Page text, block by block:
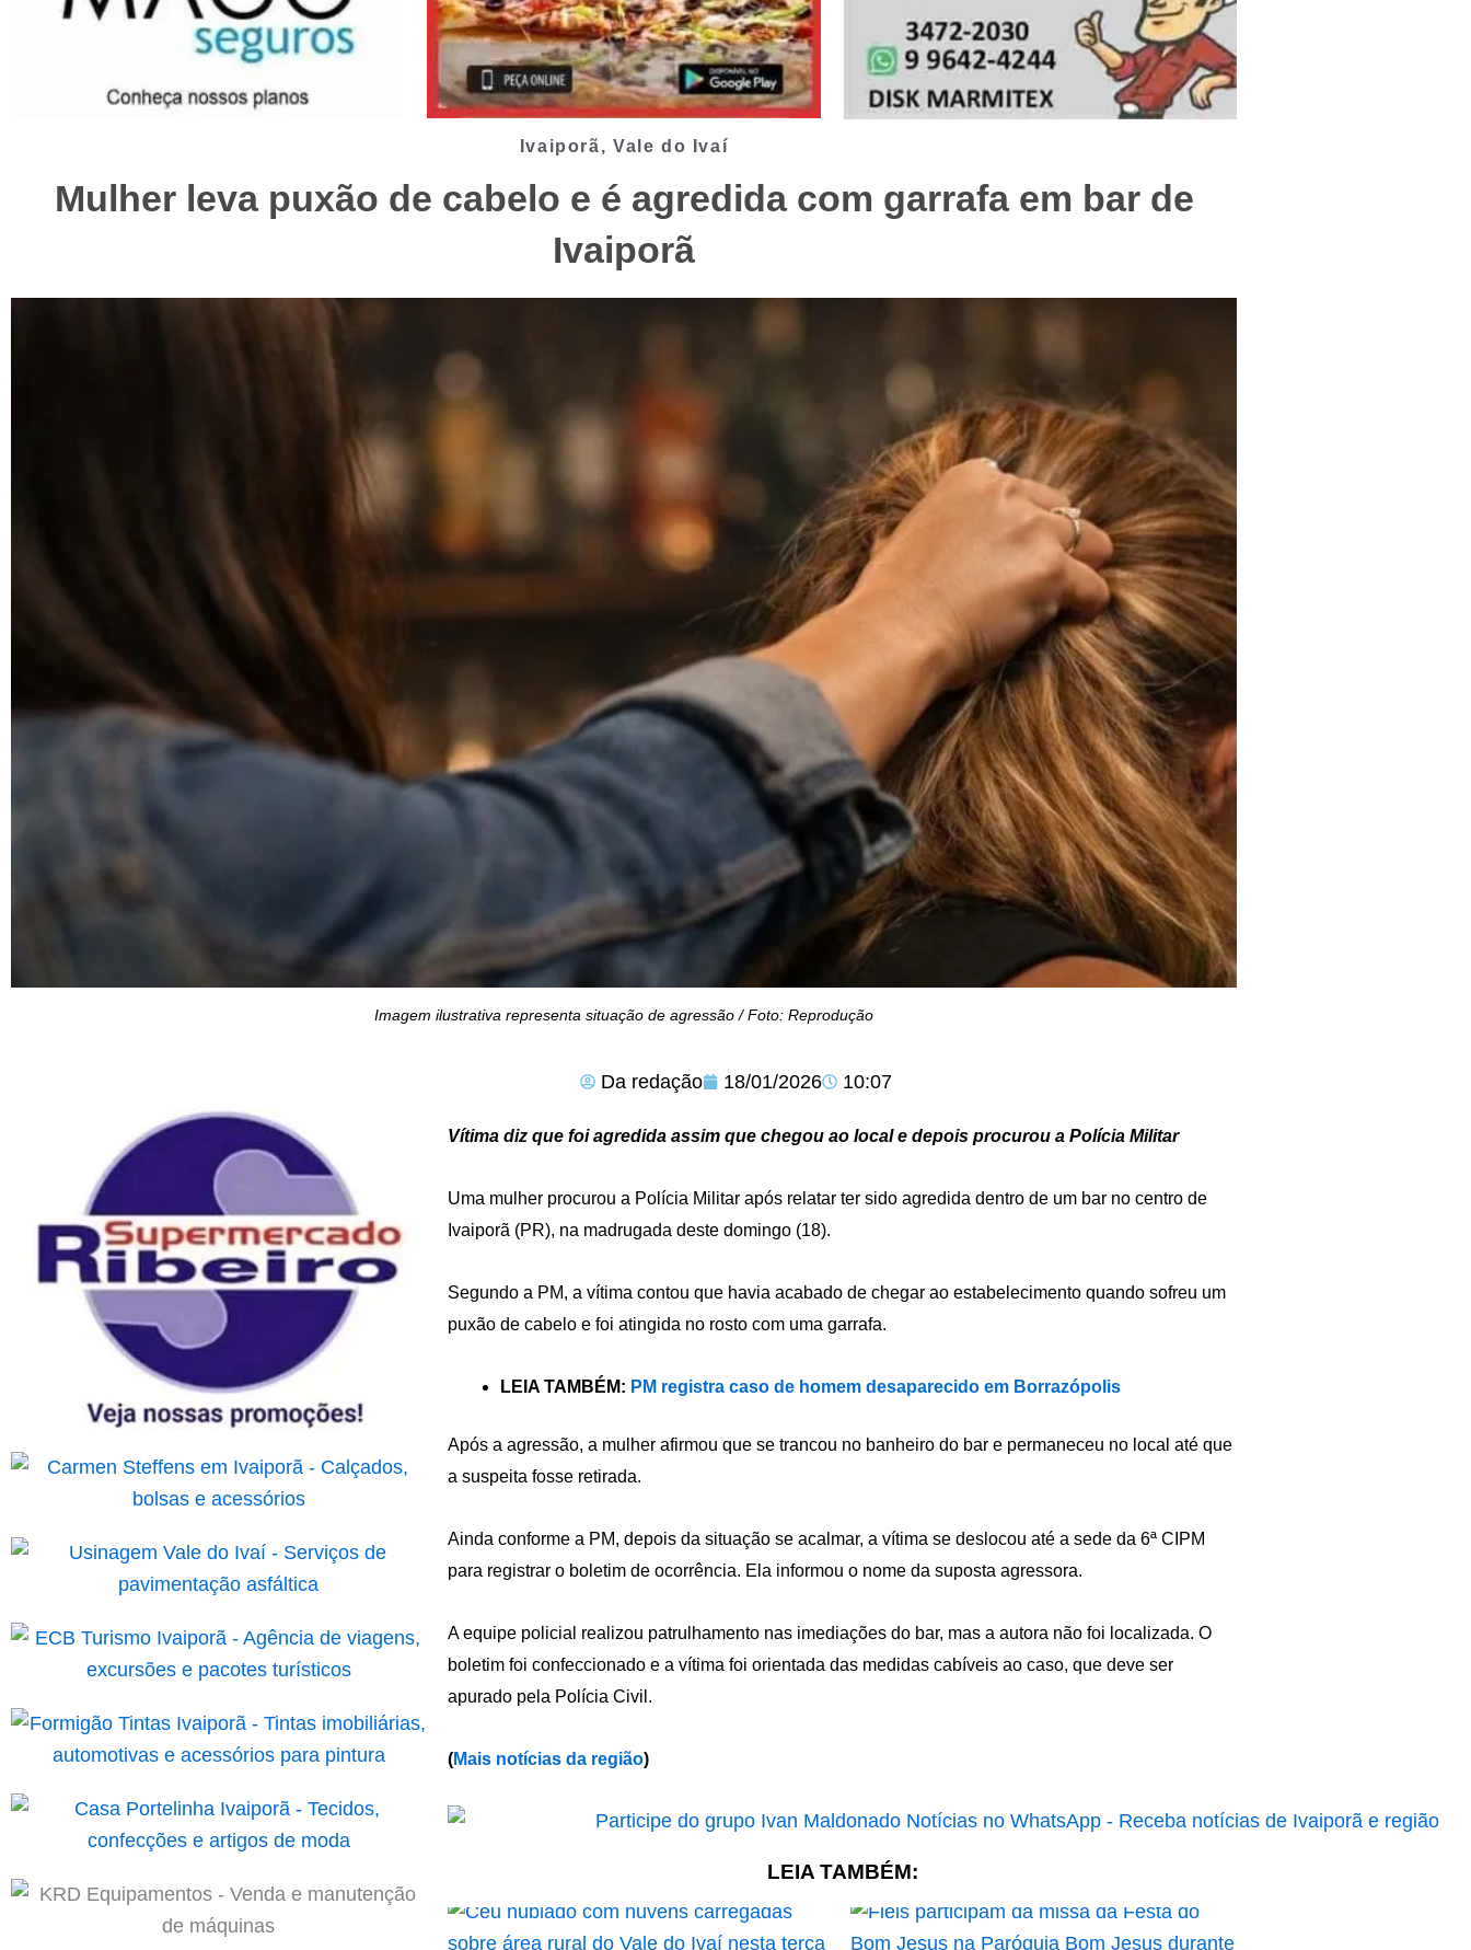
Ivaiporã, Vale do Ivaí
Mulher leva puxão de cabelo e é agredida com garrafa em bar de
Ivaiporã
Imagem ilustrativa representa situação de agressão / Foto: Reprodução
Da redação 18/01/2026 10:07
Vítima diz que foi agredida assim que chegou ao local e depois procurou a Polícia Militar
Uma mulher procurou a Polícia Militar após relatar ter sido agredida dentro de um bar no centro de
Ivaiporã (PR), na madrugada deste domingo (18).
Segundo a PM, a vítima contou que havia acabado de chegar ao estabelecimento quando sofreu um
puxão de cabelo e foi atingida no rosto com uma garrafa.
LEIA TAMBÉM: PM registra caso de homem desaparecido em Borrazópolis
Após a agressão, a mulher afirmou que se trancou no banheiro do bar e permaneceu no local até que
a suspeita fosse retirada.
Ainda conforme a PM, depois da situação se acalmar, a vítima se deslocou até a sede da 6ª CIPM
para registrar o boletim de ocorrência. Ela informou o nome da suposta agressora.
A equipe policial realizou patrulhamento nas imediações do bar, mas a autora não foi localizada. O
boletim foi confeccionado e a vítima foi orientada das medidas cabíveis ao caso, que deve ser
apurado pela Polícia Civil.
(Mais notícias da região)
LEIA TAMBÉM: